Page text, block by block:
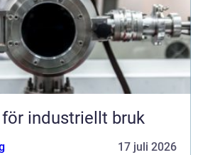
industriellt bruk
17 juli 2026